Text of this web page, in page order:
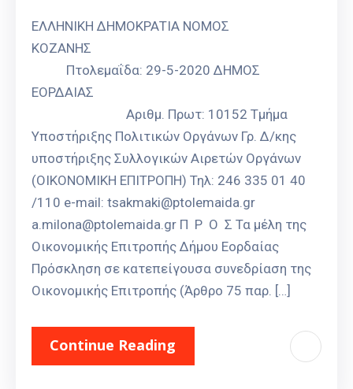
ΕΛΛΗΝΙΚΗ ΔΗΜΟΚΡΑΤΙΑ ΝΟΜΟΣ
ΚΟΖΑΝΗΣ
Πτολεμαΐδα: 29-5-2020 ΔΗΜΟΣ
ΕΟΡΔΑΙΑΣ
Αριθμ. Πρωτ: 10152 Τμήμα
Υποστήριξης Πολιτικών Οργάνων Γρ. Δ/κης
υποστήριξης Συλλογικών Αιρετών Οργάνων
(ΟΙΚΟΝΟΜΙΚΗ ΕΠΙΤΡΟΠΗ) Τηλ: 246 335 01 40
/110 e-mail: tsakmaki@ptolemaida.gr
a.milona@ptolemaida.gr Π Ρ Ο Σ Τα μέλη της
Οικονομικής Επιτροπής Δήμου Εορδαίας
Πρόσκληση σε κατεπείγουσα συνεδρίαση της
Οικονομικής Επιτροπής (Άρθρο 75 παρ. […]
Continue Reading